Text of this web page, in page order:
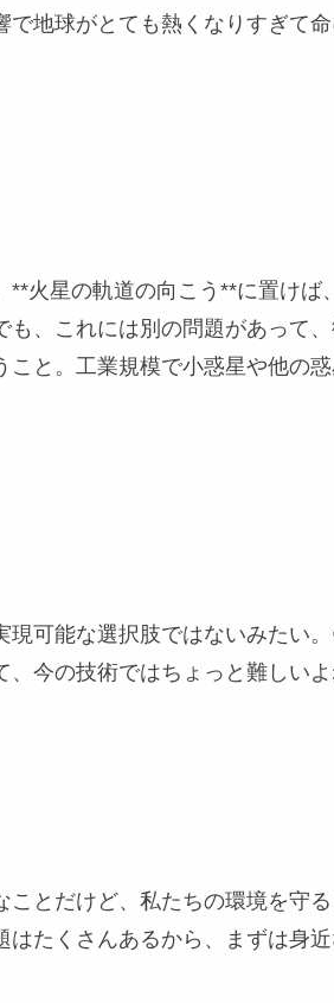
地球がとても熱くなりすぎて
火星の軌道の向こう**に置けば
、これには別の問題があって
と。工業規模で小惑星や他の
可能な選択肢ではないみたい
今の技術ではちょっと難しいよ
とだけど、私たちの環境を守
たくさんあるから、まずは身